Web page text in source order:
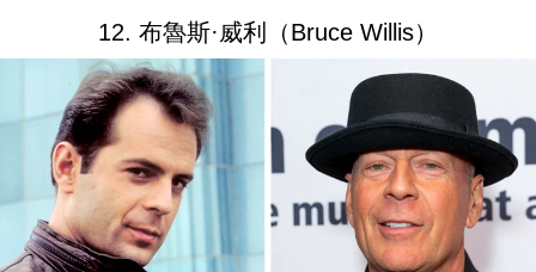
12. 布魯斯·威利（Bruce Willis）